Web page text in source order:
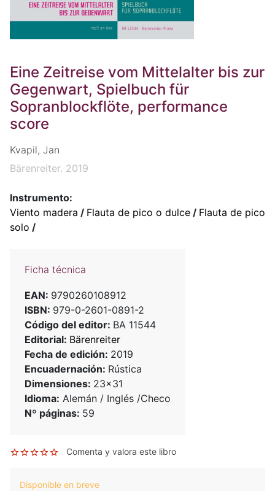
Eine Zeitreise vom Mittelalter bis zur
Gegenwart, Spielbuch für
Sopranblockflöte, performance
score
Kvapil, Jan
Bärenreiter. 2019
Instrumento:
Viento madera / Flauta de pico o dulce / Flauta de pico
solo /
Ficha técnica
EAN: 9790260108912
ISBN: 979-0-2601-0891-2
Código del editor: BA 11544
Editorial: Bärenreiter
Fecha de edición: 2019
Encuadernación: Rústica
Dimensiones: 23x31
Idioma: Alemán / Inglés /Checo
Nº páginas: 59
Comenta y valora este libro
Disponible en breve